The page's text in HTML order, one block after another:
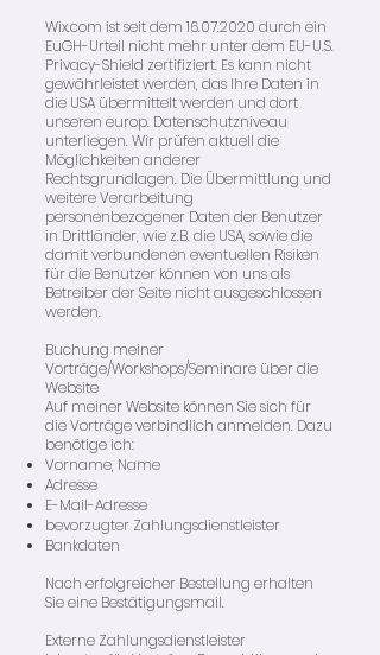
Wix.com ist seit dem 16.07.2020 durch ein
EuGH-Urteil nicht mehr unter dem EU-U.S.
Privacy-Shield zertifiziert. Es kann nicht
gewährleistet werden, das Ihre Daten in
die USA übermittelt werden und dort
unseren europ. Datenschutzniveau
unterliegen. Wir prüfen aktuell die
Möglichkeiten anderer
Rechtsgrundlagen. Die Übermittlung und
weitere Verarbeitung
personenbezogener Daten der Benutzer
in Drittländer, wie z.B. die USA, sowie die
damit verbundenen eventuellen Risiken
für die Benutzer können von uns als
Betreiber der Seite nicht ausgeschlossen
werden.
Buchung meiner
Vorträge/Workshops/Seminare über die
Website
Auf meiner Website können Sie sich für
die Vorträge verbindlich anmelden. Dazu
benötige ich:
Vorname, Name
Adresse
E-Mail-Adresse
bevorzugter Zahlungsdienstleister
Bankdaten
Nach erfolgreicher Bestellung erhalten
Sie eine Bestätigungsmail.
Externe Zahlungsdienstleister